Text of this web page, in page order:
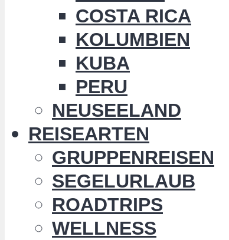
COSTA RICA
KOLUMBIEN
KUBA
PERU
NEUSEELAND
REISEARTEN
GRUPPENREISEN
SEGELURLAUB
ROADTRIPS
WELLNESS